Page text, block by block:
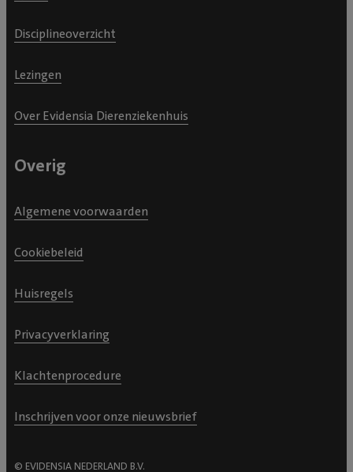
Disciplineoverzicht
Lezingen
Over Evidensia Dierenziekenhuis
Overig
Algemene voorwaarden
Cookiebeleid
Huisregels
Privacyverklaring
Klachtenprocedure
Inschrijven voor onze nieuwsbrief
© EVIDENSIA NEDERLAND B.V.